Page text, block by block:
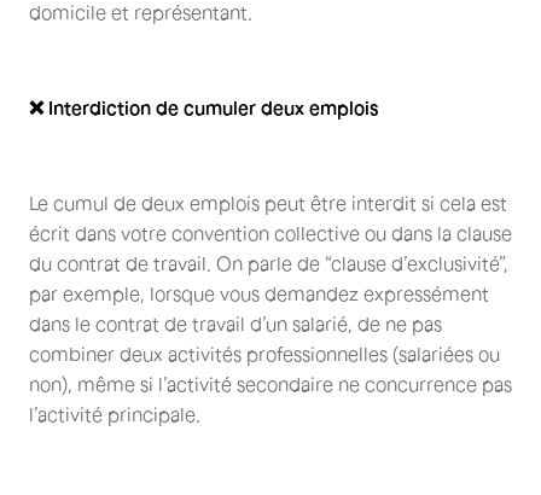
domicile et représentant.
❌ Interdiction de cumuler deux emplois
Le cumul de deux emplois peut être interdit si cela est
écrit dans votre convention collective ou dans la clause
du contrat de travail. On parle de “clause d’exclusivité”,
par exemple, lorsque vous demandez expressément
dans le contrat de travail d’un salarié, de ne pas
combiner deux activités professionnelles (salariées ou
non), même si l’activité secondaire ne concurrence pas
l’activité principale.